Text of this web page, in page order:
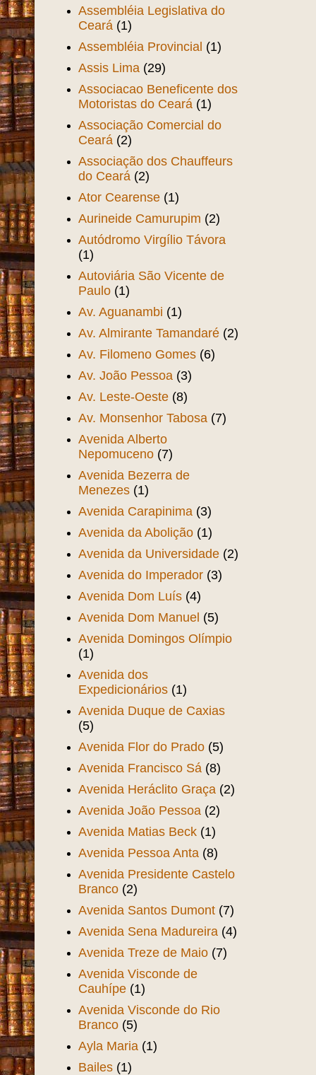
Assembléia Legislativa do
Ceará (1)
Assembléia Provincial (1)
Assis Lima (29)
Associacao Beneficente dos
Motoristas do Ceará (1)
Associação Comercial do
Ceará (2)
Associação dos Chauffeurs
do Ceará (2)
Ator Cearense (1)
Aurineide Camurupim (2)
Autódromo Virgílio Távora
(1)
Autoviária São Vicente de
Paulo (1)
Av. Aguanambi (1)
Av. Almirante Tamandaré (2)
Av. Filomeno Gomes (6)
Av. João Pessoa (3)
Av. Leste-Oeste (8)
Av. Monsenhor Tabosa (7)
Avenida Alberto
Nepomuceno (7)
Avenida Bezerra de
Menezes (1)
Avenida Carapinima (3)
Avenida da Abolição (1)
Avenida da Universidade (2)
Avenida do Imperador (3)
Avenida Dom Luís (4)
Avenida Dom Manuel (5)
Avenida Domingos Olímpio
(1)
Avenida dos
Expedicionários (1)
Avenida Duque de Caxias
(5)
Avenida Flor do Prado (5)
Avenida Francisco Sá (8)
Avenida Heráclito Graça (2)
Avenida João Pessoa (2)
Avenida Matias Beck (1)
Avenida Pessoa Anta (8)
Avenida Presidente Castelo
Branco (2)
Avenida Santos Dumont (7)
Avenida Sena Madureira (4)
Avenida Treze de Maio (7)
Avenida Visconde de
Cauhípe (1)
Avenida Visconde do Rio
Branco (5)
Ayla Maria (1)
Bailes (1)